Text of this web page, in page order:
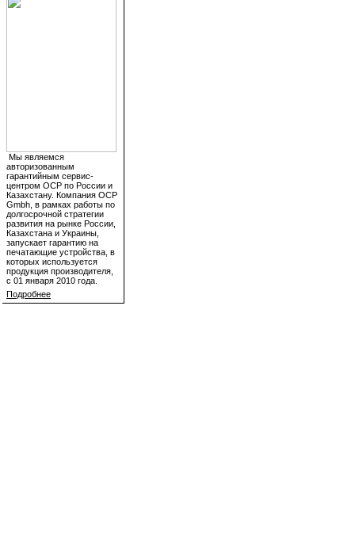
Мы являемся
авторизованным
гарантийным сервис-
центром OCP по России и
Казахстану. Компания OCP
Gmbh, в рамках работы по
долгосрочной стратегии
развития на рынке России,
Казахстана и Украины,
запускает гарантию на
печатающие устройства, в
которых используется
продукция производителя,
с 01 января 2010 года.
Подробнее